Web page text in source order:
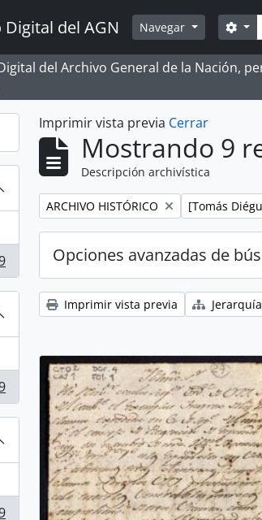
del AGN Navegar
del Archivo General de la Nación,
Imprimir vista previa Cerrar
Mostrando 9
Descripción archivística
Remove filter:
ARCHIVO HISTÓRICO Remove filter:
[Tomás
Opciones avanzadas de
Imprimir vista previa Jerarquía